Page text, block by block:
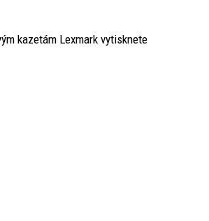
kazetám Lexmark vytisknete